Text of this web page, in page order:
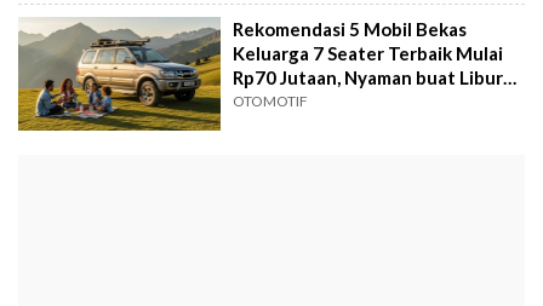
Rekomendasi 5 Mobil Bekas
Keluarga 7 Seater Terbaik Mulai
Rp70 Jutaan, Nyaman buat Liburan
Sekolah
OTOMOTIF